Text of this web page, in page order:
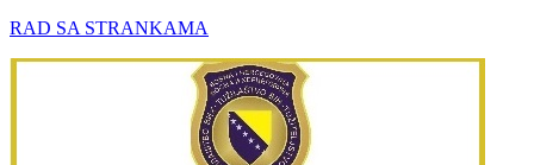
RAD SA STRANKAMA